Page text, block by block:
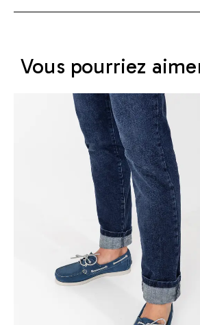
Vous pourriez